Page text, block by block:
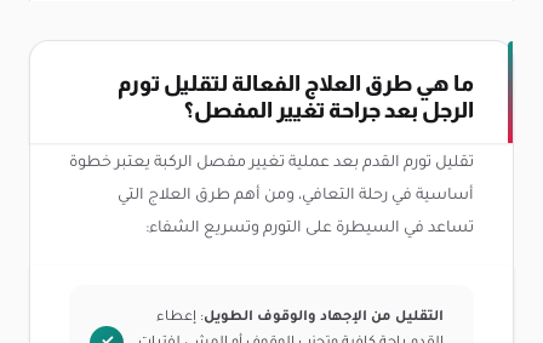
ما هي طرق العلاج الفعالة لتقليل تورم
الرجل بعد جراحة تغيير المفصل؟
تقليل تورم القدم بعد عملية تغيير مفصل الركبة يعتبر خطوة
أساسية في رحلة التعافي، ومن أهم طرق العلاج التي
تساعد في السيطرة على التورم وتسريع الشفاء:
التقليل من الإجهاد والوقوف الطويل: إعطاء